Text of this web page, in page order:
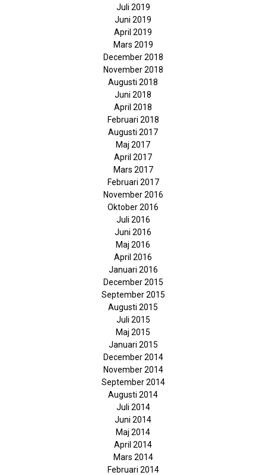
Juli 2019
Juni 2019
April 2019
Mars 2019
December 2018
November 2018
Augusti 2018
Juni 2018
April 2018
Februari 2018
Augusti 2017
Maj 2017
April 2017
Mars 2017
Februari 2017
November 2016
Oktober 2016
Juli 2016
Juni 2016
Maj 2016
April 2016
Januari 2016
December 2015
September 2015
Augusti 2015
Juli 2015
Maj 2015
Januari 2015
December 2014
November 2014
September 2014
Augusti 2014
Juli 2014
Juni 2014
Maj 2014
April 2014
Mars 2014
Februari 2014